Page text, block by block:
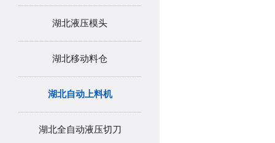
湖北液压模头
湖北移动料仓
湖北自动上料机
湖北全自动液压切刀